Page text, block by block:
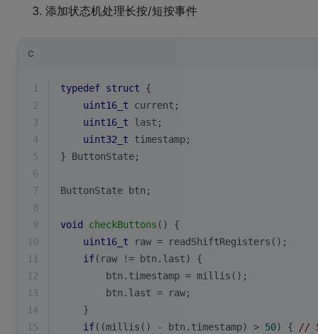
添加状态机处理长按/短按事件
C
1 typedef struct {
2
uint16_t current;
3
uint16_t last;
4
uint32_t timestamp;
5
} ButtonState;
6
7
ButtonState btn;
8
9
void checkButtons ()
{
10
uint16_t raw = readShiftRegisters();
11
if(raw != btn.last) {
12
        btn.timestamp = millis();
13
        btn.last = raw;
14
    }
15
if((millis() - btn.timestamp) > 50) { //